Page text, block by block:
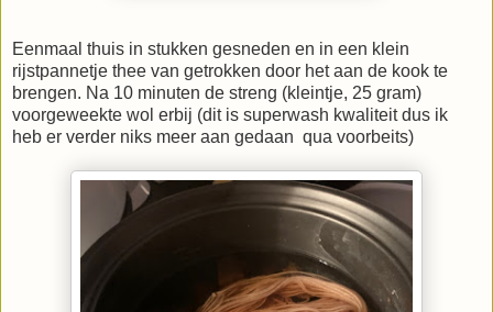
Eenmaal thuis in stukken gesneden en in een klein
rijstpannetje thee van getrokken door het aan de kook te
brengen. Na 10 minuten de streng (kleintje, 25 gram)
voorgeweekte wol erbij (dit is superwash kwaliteit dus ik
heb er verder niks meer aan gedaan qua voorbeits)